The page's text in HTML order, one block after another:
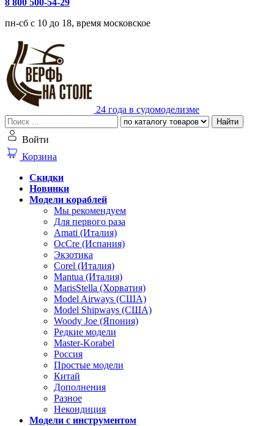
8 800 500-54-29
пн-сб с 10 до 18, время московское
24 года в судомоделизме
Найти
Войти
Корзина
Скидки
Новинки
Модели кораблей
Мы рекомендуем
Для первого раза
Amati (Италия)
OcCre (Испания)
Экзотика
Corel (Италия)
Mantua (Италия)
MarisStella (Хорватия)
Model Airways (США)
Model Shipways (США)
Woody Joe (Япония)
Редкие модели
Master-Korabel
Россия
Простые модели
Китай
Дополнения
Разное
Некондиция
Модели с инструментом